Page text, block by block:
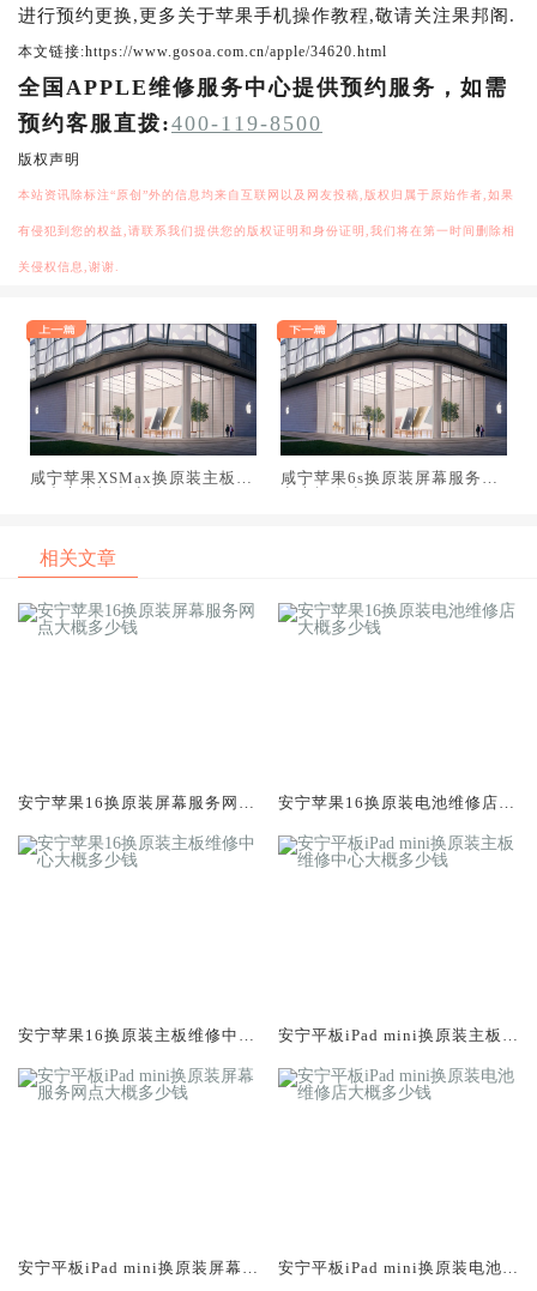
进行预约更换,更多关于苹果手机操作教程,敬请关注果邦阁.
本文链接:https://www.gosoa.com.cn/apple/34620.html
全国APPLE维修服务中心提供预约服务，如需
预约客服直拨:400-119-8500
版权声明
本站资讯除标注“原创”外的信息均来自互联网以及网友投稿,版权归属于原始作者,如果
有侵犯到您的权益,请联系我们提供您的版权证明和身份证明,我们将在第一时间删除相
关侵权信息,谢谢.
咸宁苹果XSMax换原装主板维
咸宁苹果6s换原装屏幕服务网
相关文章
安宁苹果16换原装屏幕服务网点
安宁苹果16换原装电池维修店大
安宁苹果16换原装主板维修中心
安宁平板iPad mini换原装主板维
安宁平板iPad mini换原装屏幕服
安宁平板iPad mini换原装电池维